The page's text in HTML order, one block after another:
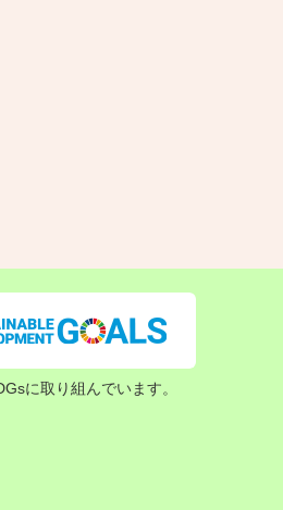
に取り組んでいます。